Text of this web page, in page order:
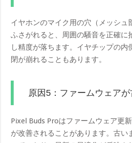
イヤホンのマイク用の穴（メッシュ
ふさがれると、周囲の騒音を正確に
し精度が落ちます。イヤチップの内
閉が崩れることもあります。
原因5：ファームウェアが
Pixel Buds Proはファームウェア更
が改善されることがあります。古い